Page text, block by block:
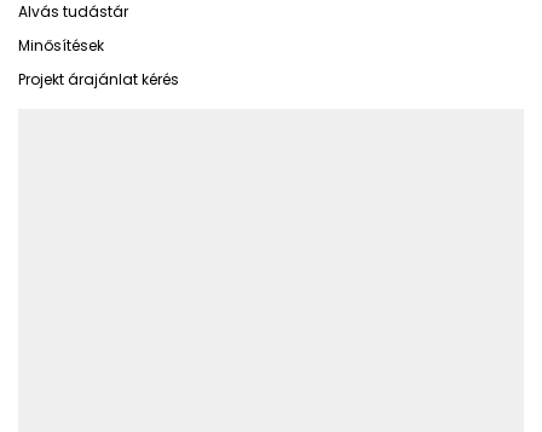
Alvás tudástár
Minősítések
Projekt árajánlat kérés